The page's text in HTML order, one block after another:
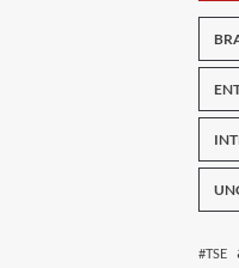
#TSE